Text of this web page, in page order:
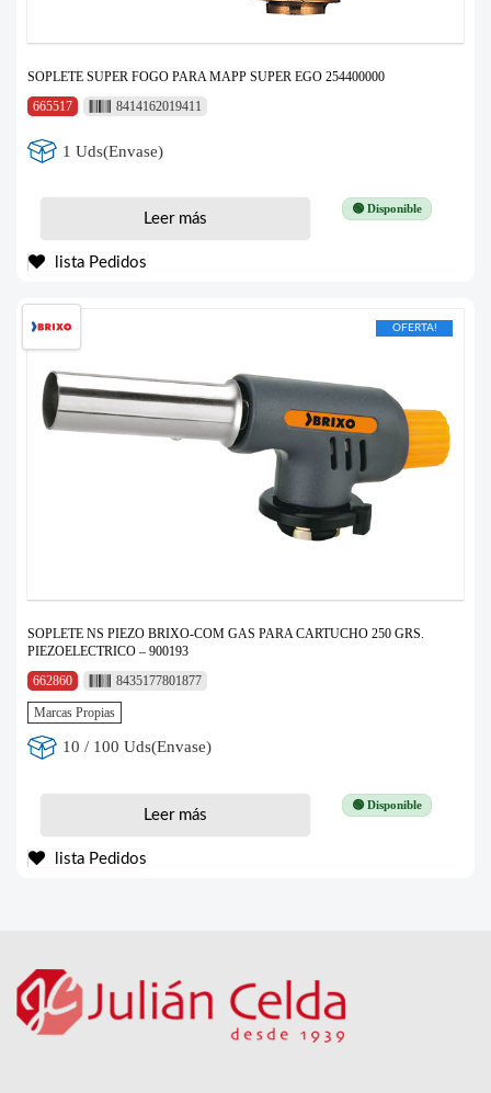
SOPLETE SUPER FOGO PARA MAPP SUPER EGO 254400000
665517
8414162019411
1 Uds(Envase)
🟢 Disponible
Leer más
lista Pedidos
OFERTA!
SOPLETE NS PIEZO BRIXO-COM GAS PARA CARTUCHO 250 GRS.
PIEZOELECTRICO – 900193
662860
8435177801877
Marcas Propias
10 / 100 Uds(Envase)
🟢 Disponible
Leer más
lista Pedidos